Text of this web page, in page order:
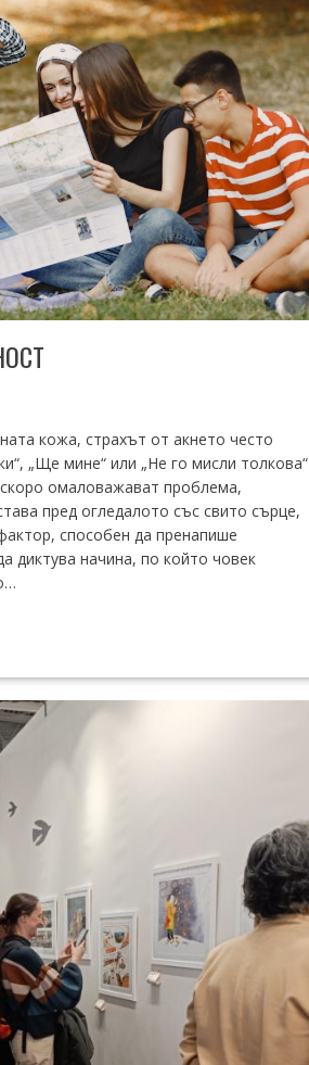
кожа, страхът от акнето често
„Ще мине“ или „Не го мисли толкова“
омаловажават проблема,
пред огледалото със свито сърце,
способен да пренапише
диктува начина, по който човек